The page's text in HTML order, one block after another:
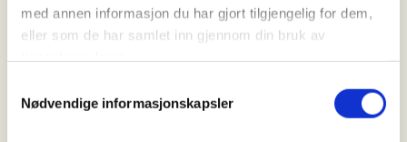
med annen informasjon du har gjort tilgjengelig for dem,
eller som de har samlet inn gjennom din bruk av
Nødvendige informasjonskapsler